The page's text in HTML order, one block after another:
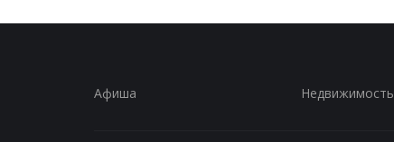
Афиша Недвижимость